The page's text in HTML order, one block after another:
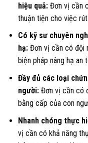
hiệu quả:Đơn vị cần
thuận tiện cho việc
Có kỹ sư chuyên
hạ:Đơn vị cần có đội
biện pháp nâng hạ an
Đầy đủ các loại
người:Đơn vị cần có
bằng cấp của con
Nhanh chóng thực
vị cần có khả năng